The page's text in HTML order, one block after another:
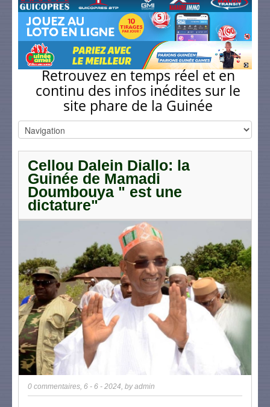
Retrouvez en temps réel et en
continu des infos inédites sur le
site phare de la Guinée
Cellou Dalein Diallo: la
Guinée de Mamadi
Doumbouya " est une
dictature"
0 commentaires, 6 - 6 - 2024, byadmin